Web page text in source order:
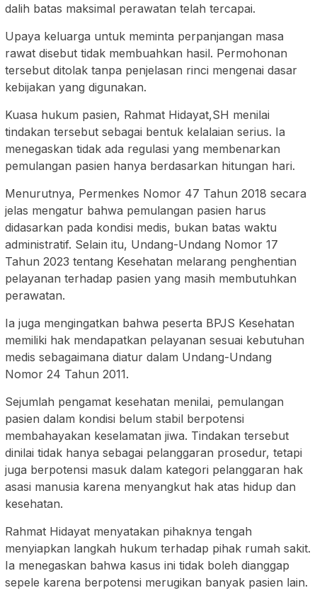
dalih batas maksimal perawatan telah tercapai.
Upaya keluarga untuk meminta perpanjangan masa
rawat disebut tidak membuahkan hasil. Permohonan
tersebut ditolak tanpa penjelasan rinci mengenai dasar
kebijakan yang digunakan.
Kuasa hukum pasien, Rahmat Hidayat,SH menilai
tindakan tersebut sebagai bentuk kelalaian serius. Ia
menegaskan tidak ada regulasi yang membenarkan
pemulangan pasien hanya berdasarkan hitungan hari.
Menurutnya, Permenkes Nomor 47 Tahun 2018 secara
jelas mengatur bahwa pemulangan pasien harus
didasarkan pada kondisi medis, bukan batas waktu
administratif. Selain itu, Undang-Undang Nomor 17
Tahun 2023 tentang Kesehatan melarang penghentian
pelayanan terhadap pasien yang masih membutuhkan
perawatan.
Ia juga mengingatkan bahwa peserta BPJS Kesehatan
memiliki hak mendapatkan pelayanan sesuai kebutuhan
medis sebagaimana diatur dalam Undang-Undang
Nomor 24 Tahun 2011.
Sejumlah pengamat kesehatan menilai, pemulangan
pasien dalam kondisi belum stabil berpotensi
membahayakan keselamatan jiwa. Tindakan tersebut
dinilai tidak hanya sebagai pelanggaran prosedur, tetapi
juga berpotensi masuk dalam kategori pelanggaran hak
asasi manusia karena menyangkut hak atas hidup dan
kesehatan.
Rahmat Hidayat menyatakan pihaknya tengah
menyiapkan langkah hukum terhadap pihak rumah sakit.
Ia menegaskan bahwa kasus ini tidak boleh dianggap
sepele karena berpotensi merugikan banyak pasien lain.